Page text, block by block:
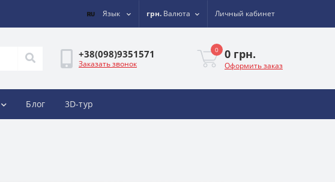
Язык грн. Валюта Личный кабинет
+38(098)9351571
Заказать звонок
0 0 грн.
Оформить заказ
Блог 3D-тур